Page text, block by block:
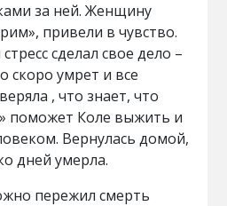
за ней. Женщину
привели в чувство.
сделал свое дело –
скоро умрет и все
, что знает, что
поможет Коле выжить и
Вернулась домой,
дней умерла.
пережил смерть